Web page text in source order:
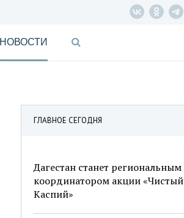
НОВОСТИ
ГЛАВНОЕ СЕГОДНЯ
Дагестан станет региональным
координатором акции «Чистый
Каспий»